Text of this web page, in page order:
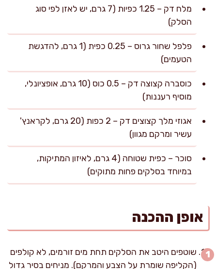
מלח דק – 1.25 כפיות (7 גרם, יש לאזן לפי סוג
הסלק)
פלפל שחור גרוס – 0.25 כפית (1 גרם, להדגשת
הטעמים)
כוסברה קצוצה דק – 0.5 כוס (10 גרם, אופציונלי,
מוסיף רעננות)
אגוזי מלך קצוצים דק – 2 כפות (20 גרם, לקראנץ'
עשיר ומרקם מגוון)
סוכר – כפית שטוחה (4 גרם, לאיזון המתיקות,
במיוחד בסלקים פחות מתוקים)
אופן ההכנה
שוטפים היטב את הסלקים תחת מים זורמים, לא קולפים
(הקליפה שומרת על הצבע והמרקם). מניחים בסיר גדול